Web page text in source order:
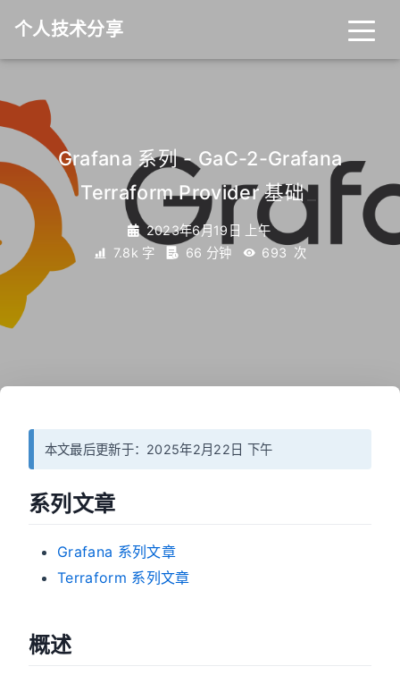
个人技术分享
标签 关于 友链
Grafana 系列 - GaC-2-Grafana
Terraform Provider 基础_
2023年6月19日 上午
7.8k 字
66 分钟 693 次
本文最后更新于：2025年2月22日 下午
系列文章
Grafana 系列文章
Terraform 系列文章
概述